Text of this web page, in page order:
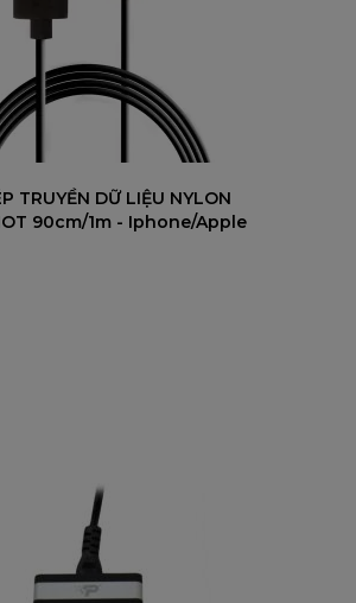
TRUYỀN DỮ LIỆU NYLON
90cm/1m - Iphone/Apple